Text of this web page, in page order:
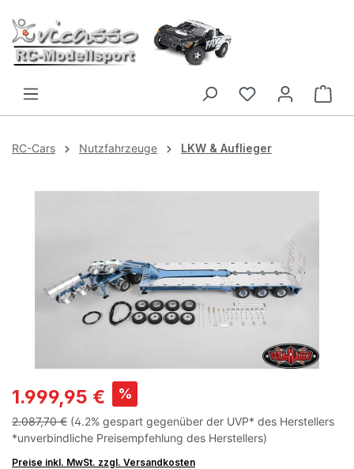
Zum Hauptinhalt springen
RC-Cars Nutzfahrzeuge LKW & Auflieger
1.999,95 € %
2.087,70 € (4.2% gespart gegenüber der UVP* des Herstellers
*unverbindliche Preisempfehlung des Herstellers)
Preise inkl. MwSt. zzgl. Versandkosten